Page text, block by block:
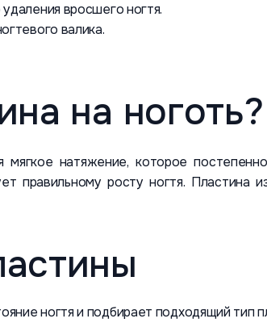
вросшего ногтя.
валика.
на ноготь?
мягкое натяжение, которое
правильному росту ногтя. Пластина
ногтя и подбирает подходящий тип